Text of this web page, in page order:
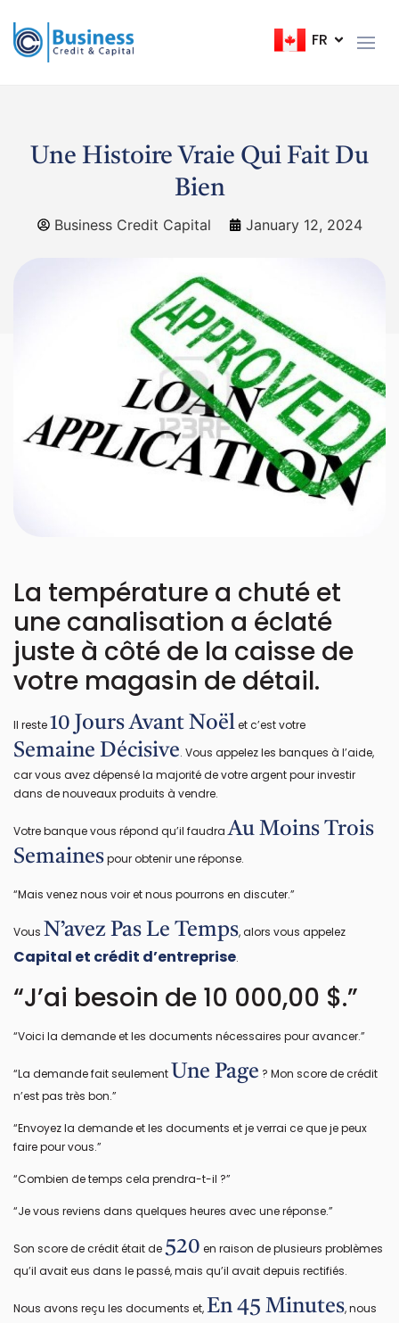
FR
EN
Une Histoire Vraie Qui Fait Du
Bien
Business Credit Capital January 12, 2024
La température a chuté et
une canalisation a éclaté
juste à côté de la caisse de
votre magasin de détail.
Il reste10 Jours Avant Noëlet c’est votre
Semaine Décisive. Vous appelez les banques à l’aide,
car vous avez dépensé la majorité de votre argent pour investir
dans de nouveaux produits à vendre.
Votre banque vous répond qu’il faudraAu Moins Trois
Semainespour obtenir une réponse.
“Mais venez nous voir et nous pourrons en discuter.”
Vous N’avez Pas Le Temps, alors vous appelez
Capital et crédit d’entreprise.
“J’ai besoin de 10 000,00 $.”
“Voici la demande et les documents nécessaires pour avancer.”
“La demande fait seulement Une Page ? Mon score de crédit
n’est pas très bon.”
“Envoyez la demande et les documents et je verrai ce que je peux
faire pour vous.”
“Combien de temps cela prendra-t-il ?”
“Je vous reviens dans quelques heures avec une réponse.”
Son score de crédit était de520 en raison de plusieurs problèmes
qu’il avait eus dans le passé, mais qu’il avait depuis rectifiés.
Nous avons reçu les documents et,En 45 Minutes, nous